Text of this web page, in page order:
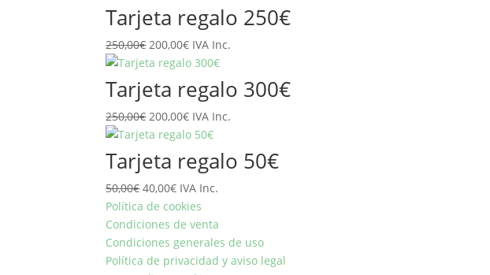
original
era:
200,00€.
es:
160,00€.
Tarjeta regalo 250€
250,00€ El
precio
original
era:
250,00€.
200,00€El
precio
es:
200,00€.
IVA Inc.
Tarjeta regalo 300€
250,00€ El
precio
original
era:
250,00€.
200,00€El
precio
es:
200,00€.
IVA Inc.
Tarjeta regalo 50€
50,00€El
precio
original
era:
50,00€.
40,00€El
precio
actual
es:
40,00€.
IVA Inc.
Política de cookies
Condiciones de venta
Condiciones generales de uso
Política de privacidad y aviso legal